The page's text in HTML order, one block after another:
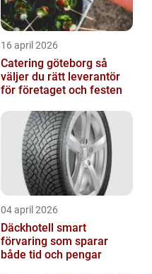
16 april 2026
Catering göteborg så
väljer du rätt leverantör
för företaget och festen
04 april 2026
Däckhotell smart
förvaring som sparar
både tid och pengar